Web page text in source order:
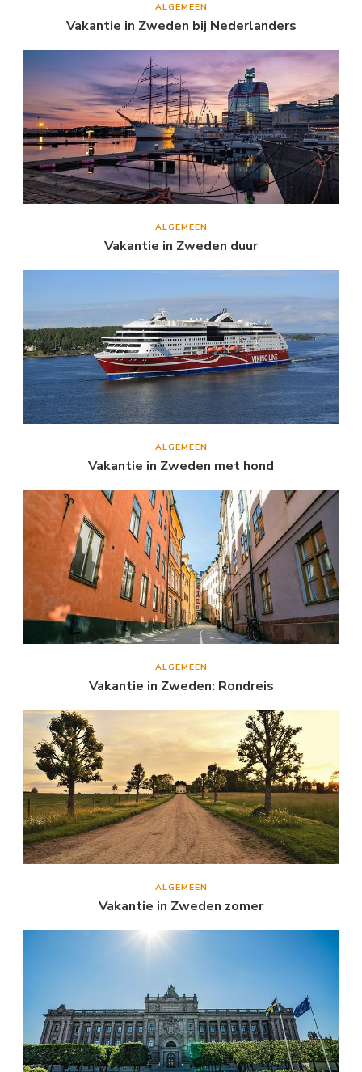
ALGEMEEN
Vakantie in Zweden bij Nederlanders
ALGEMEEN
Vakantie in Zweden duur
ALGEMEEN
Vakantie in Zweden met hond
ALGEMEEN
Vakantie in Zweden: Rondreis
ALGEMEEN
Vakantie in Zweden zomer